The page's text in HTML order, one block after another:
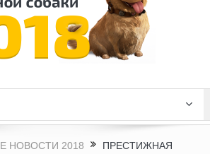
НОВОСТИ 2018
ПРЕСТИЖНАЯ